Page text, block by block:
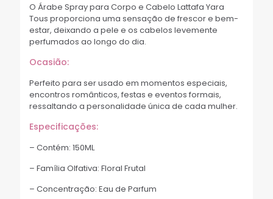
O Árabe Spray para Corpo e Cabelo Lattafa Yara
Tous proporciona uma sensação de frescor e bem-
estar, deixando a pele e os cabelos levemente
perfumados ao longo do dia.
Ocasião:
Perfeito para ser usado em momentos especiais,
encontros românticos, festas e eventos formais,
ressaltando a personalidade única de cada mulher.
Especificações:
– Contém: 150ML
– Família Olfativa: Floral Frutal
– Concentração: Eau de Parfum